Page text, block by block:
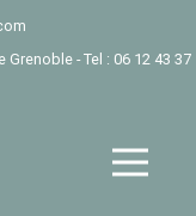
Grenoble - Tel : 06 12 43 37